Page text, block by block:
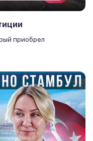
приобрел